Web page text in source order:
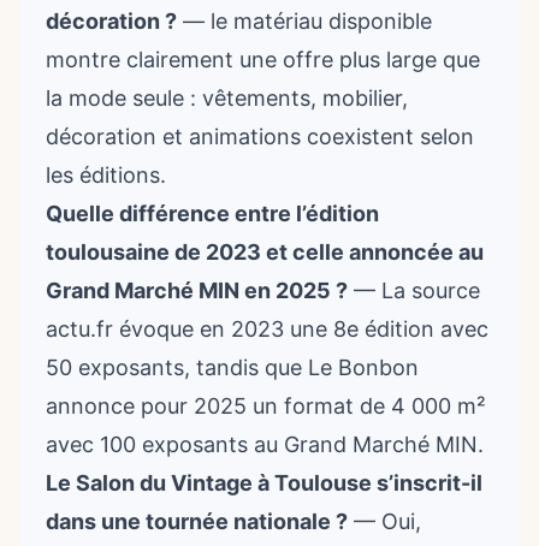
décoration ? — le matériau disponible
montre clairement une offre plus large que
la mode seule : vêtements, mobilier,
décoration et animations coexistent selon
les éditions.
Quelle différence entre l’édition
toulousaine de 2023 et celle annoncée au
Grand Marché MIN en 2025 ? — La source
actu.fr évoque en 2023 une 8e édition avec
50 exposants, tandis que Le Bonbon
annonce pour 2025 un format de 4 000 m²
avec 100 exposants au Grand Marché MIN.
Le Salon du Vintage à Toulouse s’inscrit-il
dans une tournée nationale ? — Oui,